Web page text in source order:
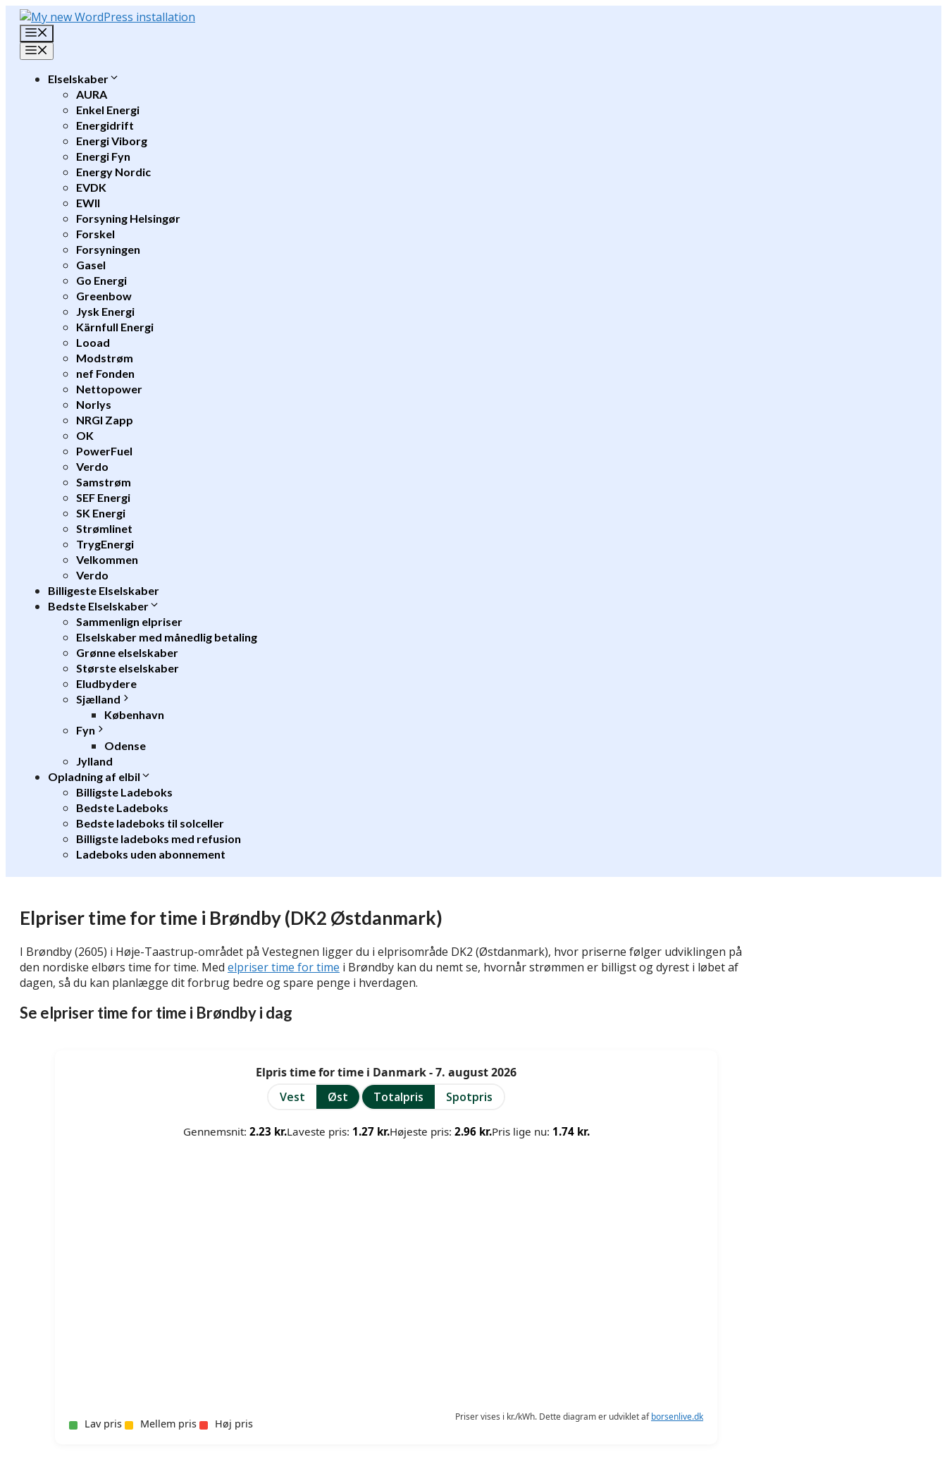
Hop
indhold
Elselskaber
AURA
Enkel Energi
Energidrift
Energi Viborg
Energi Fyn
Energy Nordic
EVDK
EWII
Forsyning Helsingør
Forskel
Forsyningen
Gasel
Go Energi
Greenbow
Jysk Energi
Kärnfull Energi
Looad
Modstrøm
nef Fonden
Nettopower
Norlys
NRGI Zapp
OK
PowerFuel
Verdo
Samstrøm
SEF Energi
SK Energi
Strømlinet
TrygEnergi
Velkommen
Verdo
Billigeste Elselskaber
Bedste Elselskaber
Sammenlign elpriser
Elselskaber med månedlig betaling
Grønne elselskaber
Største elselskaber
Eludbydere
Sjælland
København
Fyn
Odense
Jylland
Opladning af elbil
Billigste Ladeboks
Bedste Ladeboks
Bedste ladeboks til solceller
Billigste ladeboks med refusion
Ladeboks uden abonnement
Elpriser time for time i Brøndby (DK2 Østdanmark)
I Brøndby (2605) i Høje-Taastrup-området på Vestegnen ligger du i elprisområde DK2 (Østdanmark), hvor priserne følger udviklingen på
den nordiske elbørs time for time. Med elpriser time for time i Brøndby kan du nemt se, hvornår strømmen er billigst og dyrest i løbet af
dagen, så du kan planlægge dit forbrug bedre og spare penge i hverdagen.
Se elpriser time for time i Brøndby i dag
Elpris time for time i Danmark - 7. august 2026
Vest
Øst Totalpris Spotpris
Gennemsnit: 2.23 kr.Laveste pris: 1.27 kr.Højeste pris: 2.96 kr.Pris lige nu: 1.74 kr.
Lav pris Mellem pris Høj pris
Priser vises i kr./kWh. Dette diagram er udviklet afborsenlive.dk